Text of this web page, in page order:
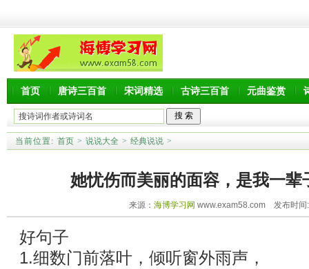
首页 唐诗三百首 宋词精选 古诗三百首 元曲鉴赏
当前位置: 首页 > 说说大全 > 经典说说 >
她忧伤而美丽的面容，是我一辈
来源： 海博学习网 www.exam58.com 发布时间
好句子
1.细数门前落叶，倾听窗外雨声，